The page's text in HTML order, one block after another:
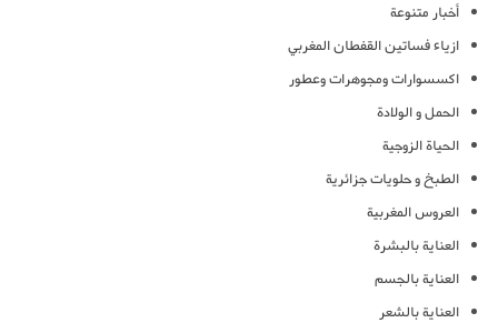
أخبار متنوعة
ازياء فساتين القفطان المغربي
اكسسوارات ومجوهرات وعطور
الحمل و الولادة
الحياة الزوجية
الطبخ و حلويات جزائرية
العروس المغربية
العناية بالبشرة
العناية بالجسم
العناية بالشعر